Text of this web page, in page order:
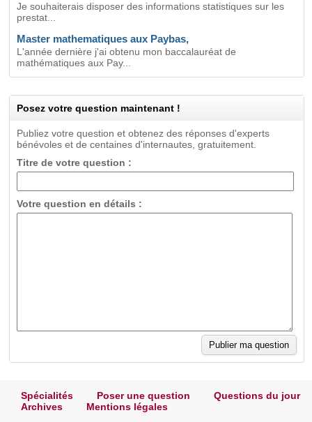
Je souhaiterais disposer des informations statistiques sur les
prestat...
Master mathematiques aux Paybas,
L'année dernière j'ai obtenu mon baccalauréat de
mathématiques aux Pay...
Posez votre question maintenant !
Publiez votre question et obtenez des réponses d'experts
bénévoles et de centaines d'internautes, gratuitement.
Titre de votre question :
Votre question en détails :
Spécialités Poser une question
Questions du jour
Archives
Mentions légales